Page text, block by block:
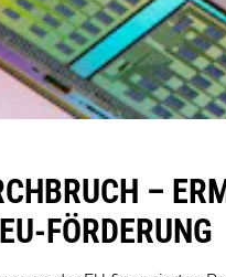
–
FÖRDERUNG